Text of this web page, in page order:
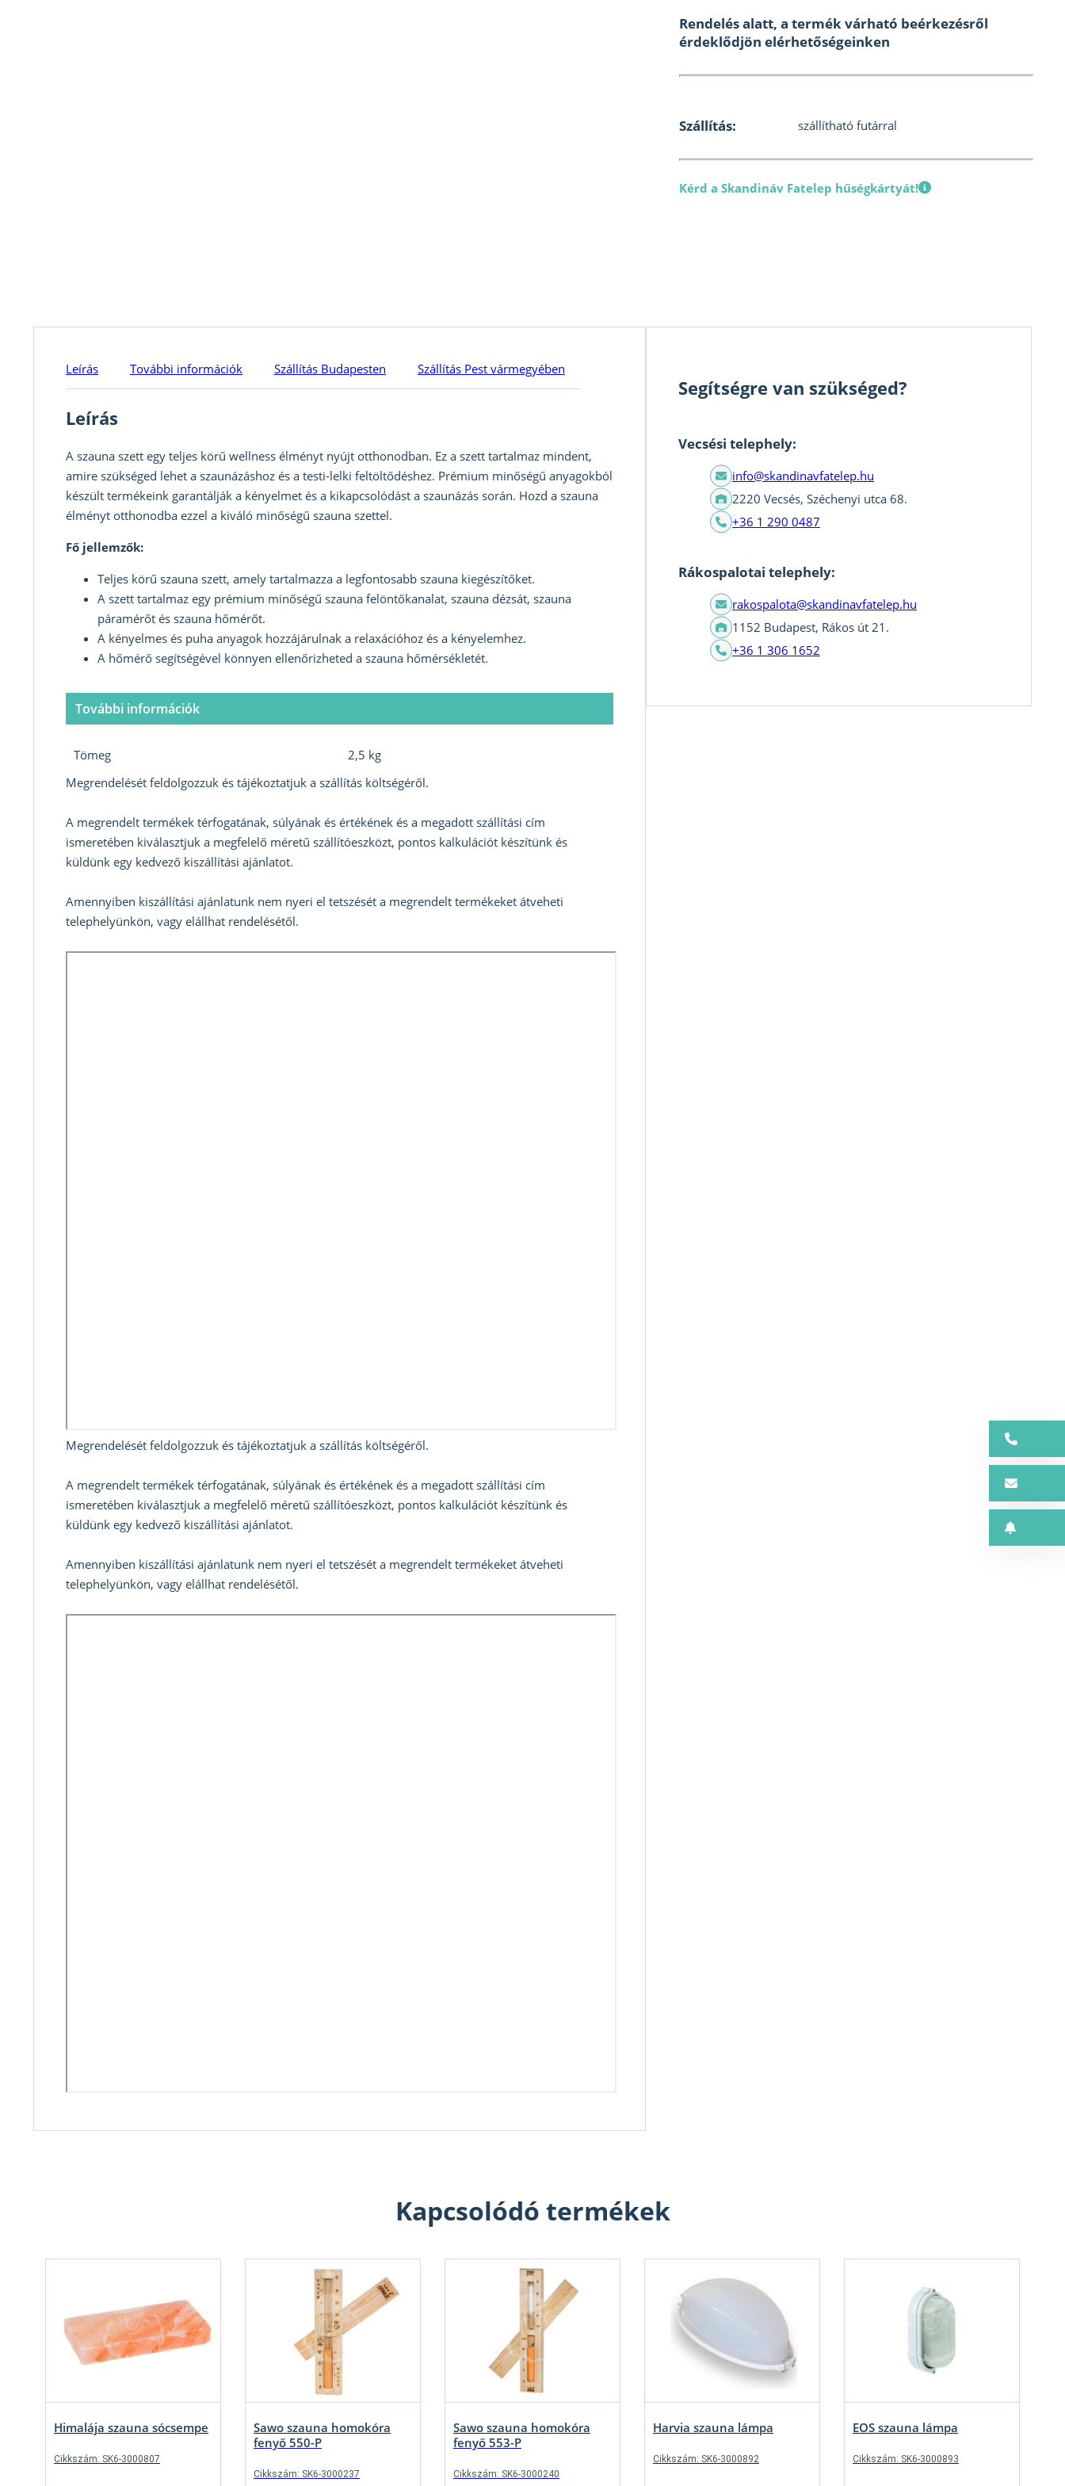
Rendelés alatt, a termék várható beérkezésről
érdeklődjön elérhetőségeinken
Szállítás: szállítható futárral
Kérd a Skandináv Fatelep hűségkártyát!
Leírás További információk Szállítás Budapesten Szállítás Pest vármegyében
Leírás
A szauna szett egy teljes körű wellness élményt nyújt otthonodban. Ez a szett tartalmaz mindent,
amire szükséged lehet a szaunázáshoz és a testi-lelki feltöltődéshez. Prémium minőségű anyagokból
készült termékeink garantálják a kényelmet és a kikapcsolódást a szaunázás során. Hozd a szauna
élményt otthonodba ezzel a kiváló minőségű szauna szettel.
Fő jellemzők:
Teljes körű szauna szett, amely tartalmazza a legfontosabb szauna kiegészítőket.
A szett tartalmaz egy prémium minőségű szauna felöntőkanalat, szauna dézsát, szauna
páramérőt és szauna hőmérőt.
A kényelmes és puha anyagok hozzájárulnak a relaxációhoz és a kényelemhez.
A hőmérő segítségével könnyen ellenőrizheted a szauna hőmérsékletét.
További információk
Tömeg
2,5 kg
Megrendelését feldolgozzuk és tájékoztatjuk a szállítás költségéről.
A megrendelt termékek térfogatának, súlyának és értékének és a megadott szállítási cím
ismeretében kiválasztjuk a megfelelő méretű szállítóeszközt, pontos kalkulációt készítünk és
küldünk egy kedvező kiszállítási ajánlatot.
Amennyiben kiszállítási ajánlatunk nem nyeri el tetszését a megrendelt termékeket átveheti
telephelyünkön, vagy elállhat rendelésétől.
Megrendelését feldolgozzuk és tájékoztatjuk a szállítás költségéről.
A megrendelt termékek térfogatának, súlyának és értékének és a megadott szállítási cím
ismeretében kiválasztjuk a megfelelő méretű szállítóeszközt, pontos kalkulációt készítünk és
küldünk egy kedvező kiszállítási ajánlatot.
Amennyiben kiszállítási ajánlatunk nem nyeri el tetszését a megrendelt termékeket átveheti
telephelyünkön, vagy elállhat rendelésétől.
Segítségre van szükséged?
Vecsési telephely:
info@skandinavfatelep.hu
2220 Vecsés, Széchenyi utca 68.
+36 1 290 0487
Rákospalotai telephely:
rakospalota@skandinavfatelep.hu
1152 Budapest, Rákos út 21.
+36 1 306 1652
Kapcsolódó termékek
Himalája szauna sócsempe
Cikkszám: SK6-3000807
Sawo szauna homokóra
fenyő 550-P
Cikkszám: SK6-3000237
Sawo szauna homokóra
fenyő 553-P
Cikkszám: SK6-3000240
Harvia szauna lámpa
Cikkszám: SK6-3000892
EOS szauna lámpa
Cikkszám: SK6-3000893